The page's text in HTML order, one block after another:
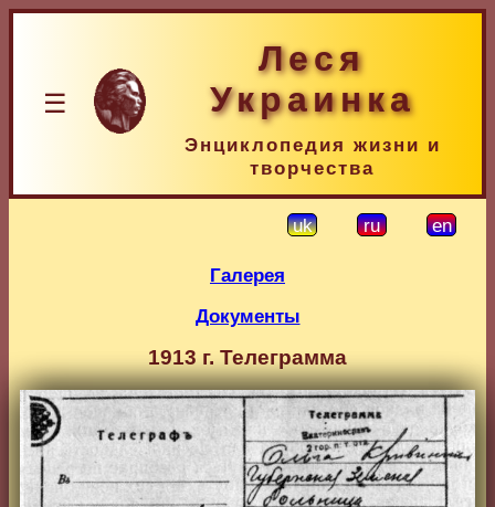
☰
Леся
Украинка
Энциклопедия жизни и
творчества
uk ru en
Галерея
Документы
1913 г. Телеграмма